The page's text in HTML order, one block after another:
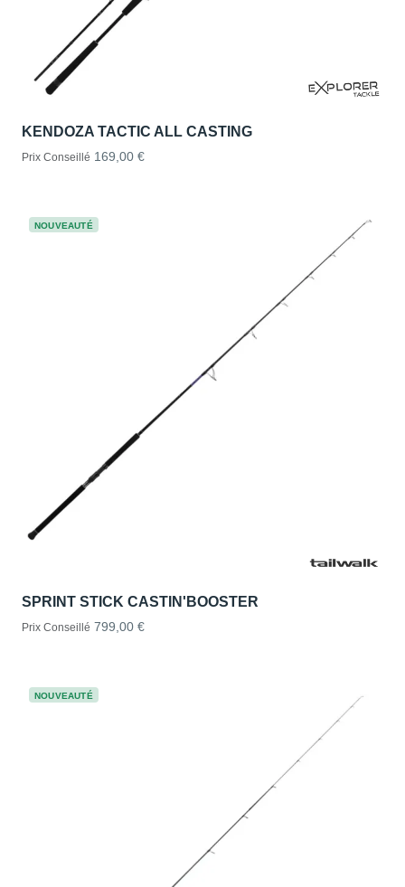
KENDOZA TACTIC ALL CASTING
Prix Conseillé 169,00 €
NOUVEAUTÉ
SPRINT STICK CASTIN'BOOSTER
Prix Conseillé 799,00 €
NOUVEAUTÉ